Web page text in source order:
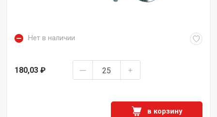
Нет в наличии
180,03 ₽
в корзину